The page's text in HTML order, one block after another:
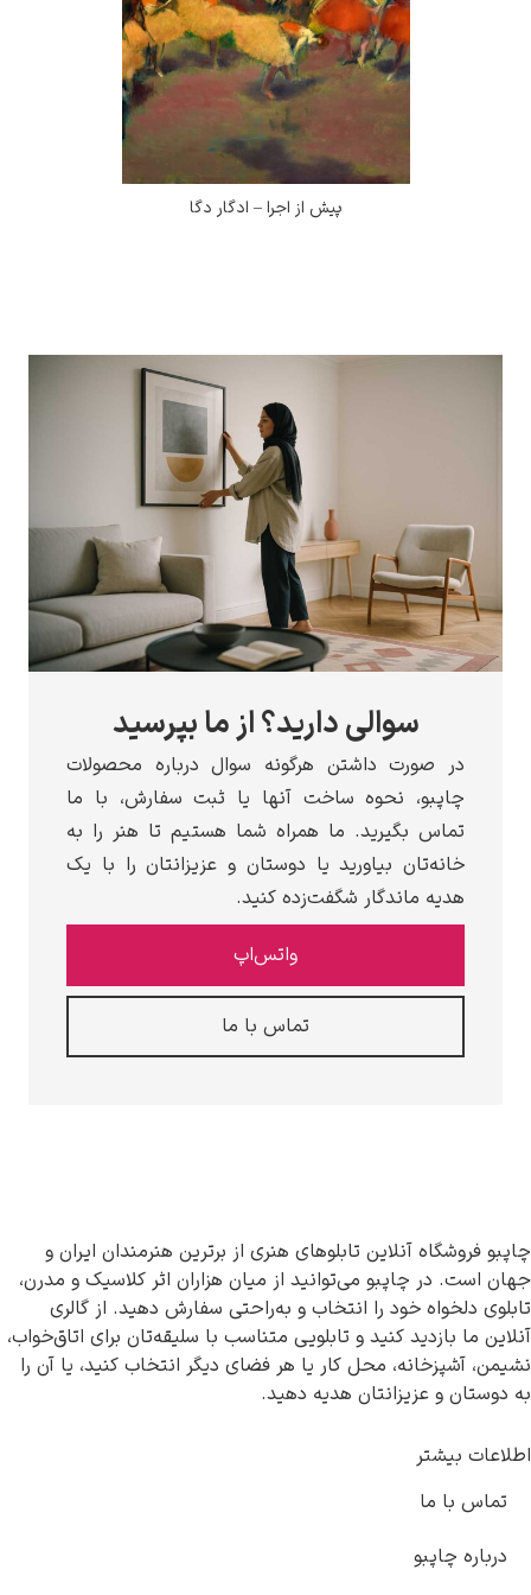
پیش از اجرا – ادگار دگا
دارید؟ از ما بپرسید
هرگونه سوال درباره محصولات
ساخت آنها یا ثبت سفارش، با ما
ما همراه شما هستیم تا هنر را به
یا دوستان و عزیزانتان را با یک
شگفت‌زده کنید.
تابلوهای هنری از برترین هنرمندان ایران و
می‌توانید از میان هزاران اثر کلاسیک و مدرن،
انتخاب و به‌راحتی سفارش دهید. از گالری
و تابلویی متناسب با سلیقه‌تان برای اتاق‌خواب،
کار یا هر فضای دیگر انتخاب کنید، یا آن را
هدیه دهید.